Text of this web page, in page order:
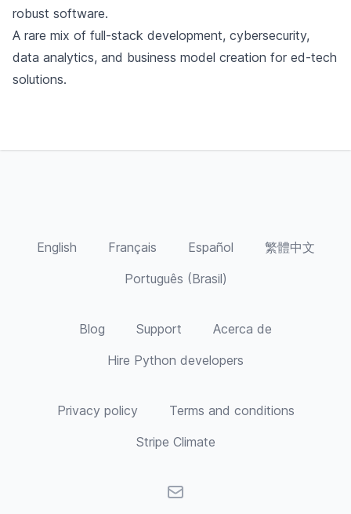
robust software.
A rare mix of full-stack development, cybersecurity,
data analytics, and business model creation for ed-tech
solutions.
English Français Español
繁體中文
Português (Brasil)
Blog Support
Acerca de
Hire Python developers
Privacy policy
Terms and conditions
Stripe Climate
Correo Electrónico